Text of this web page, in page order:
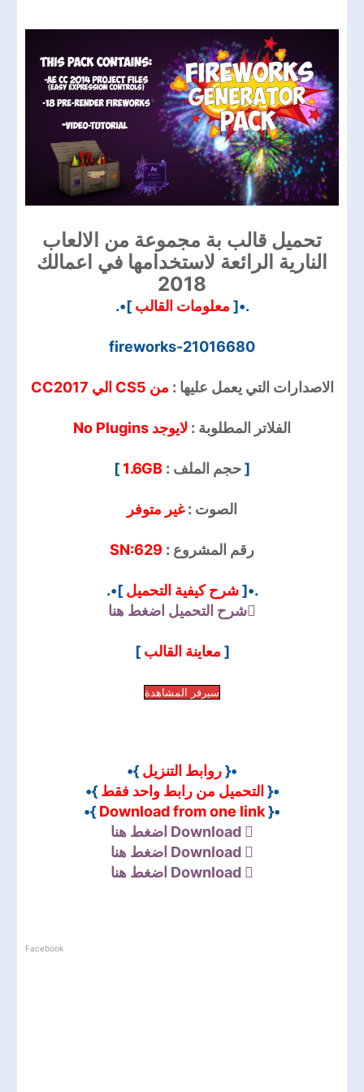
تحميل قالب بة مجموعة من الالعاب
النارية الرائعة لاستخدامها في اعمالك
2018
.•[ معلومات القالب ]•.
fireworks-21016680
الاصدارات التي يعمل عليها : من CS5 الي CC2017
الفلاتر المطلوبة : لايوجد No Plugins
[حجم الملف : 1.6GB
]
الصوت :غير متوفر
رقم المشروع : SN:629
.•[شرح كيفية التحميل ]•.
شرح التحميل اضغط هنا
[ معاينة القالب]
سيرفر المشاهدة
•{روابط التنزيل }•
•{ التحميل من رابط واحد فقط }•
•{
Download from one link
}•
Download اضغط هنا
Download اضغط هنا
Download اضغط هنا
Facebook